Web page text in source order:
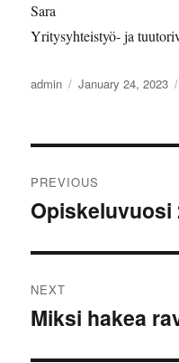
Sara
Yritysyhteistyö- ja
Author
admin
Posted
January 24, 2023
navigation
PREVIOUS
Previous
Opiskeluvuosi
NEXT
Next
Miksi hakea